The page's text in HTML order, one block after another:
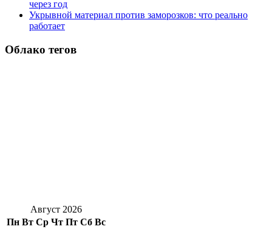
через год
Укрывной материал против заморозков: что реально
работает
Облако тегов
Август 2026
Пн Вт Ср Чт Пт Сб Вс